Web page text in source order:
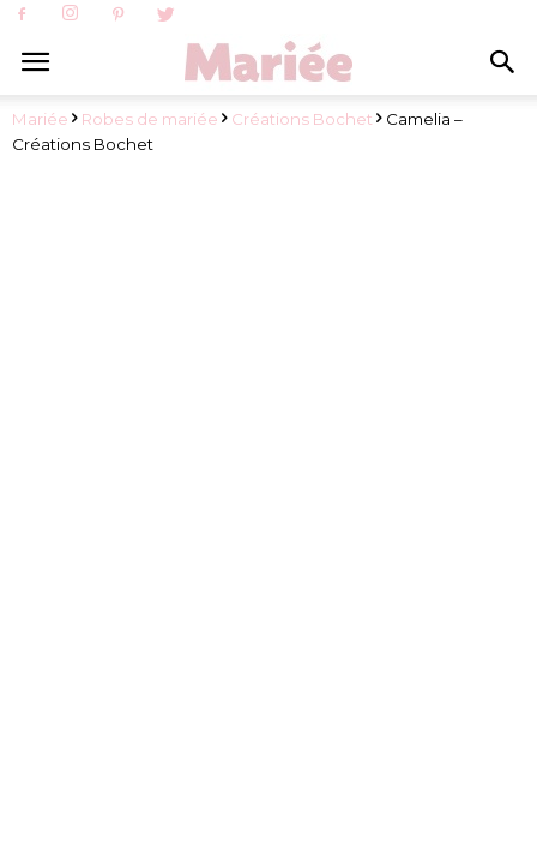
Mariée Robes de mariée Créations Bochet
Camelia –
Créations Bochet